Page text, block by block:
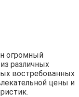
огромный
различных
востребованных
цены и